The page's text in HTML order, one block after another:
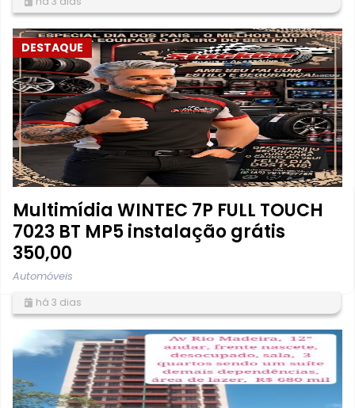
DESTAQUE
Multimídia WINTEC 7P FULL TOUCH
7023 BT MP5 instalação grátis
350,00
Automóveis
há 3 dias